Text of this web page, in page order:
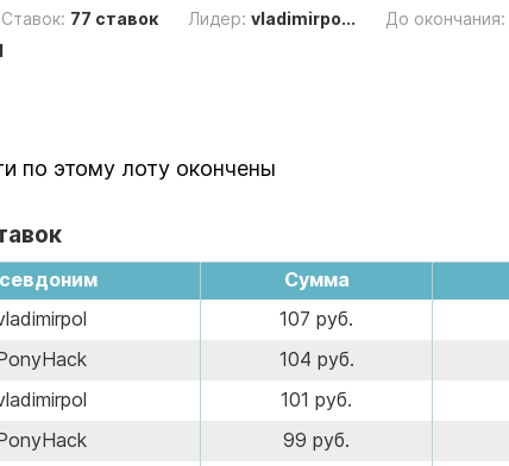
Ставок: 77 ставок Лидер: vladimirpo... До окончания:
по этому лоту окончены
Сумма
107 руб.
104 руб.
101 руб.
99 руб.